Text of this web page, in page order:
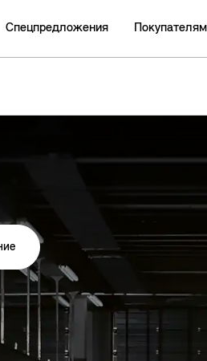
Спецпредложения Покупателям